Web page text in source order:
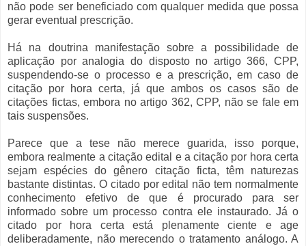
não pode ser beneficiado com qualquer medida que possa
gerar eventual prescrição.
Há na doutrina manifestação sobre a possibilidade de
aplicação por analogia do disposto no artigo 366, CPP,
suspendendo-se o processo e a prescrição, em caso de
citação por hora certa, já que ambos os casos são de
citações fictas, embora no artigo 362, CPP, não se fale em
tais suspensões.
Parece que a tese não merece guarida, isso porque,
embora realmente a citação edital e a citação por hora certa
sejam espécies do gênero citação ficta, têm naturezas
bastante distintas. O citado por edital não tem normalmente
conhecimento efetivo de que é procurado para ser
informado sobre um processo contra ele instaurado. Já o
citado por hora certa está plenamente ciente e age
deliberadamente, não merecendo o tratamento análogo. A